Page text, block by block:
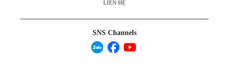
LIÊN HỆ
SNS Channels